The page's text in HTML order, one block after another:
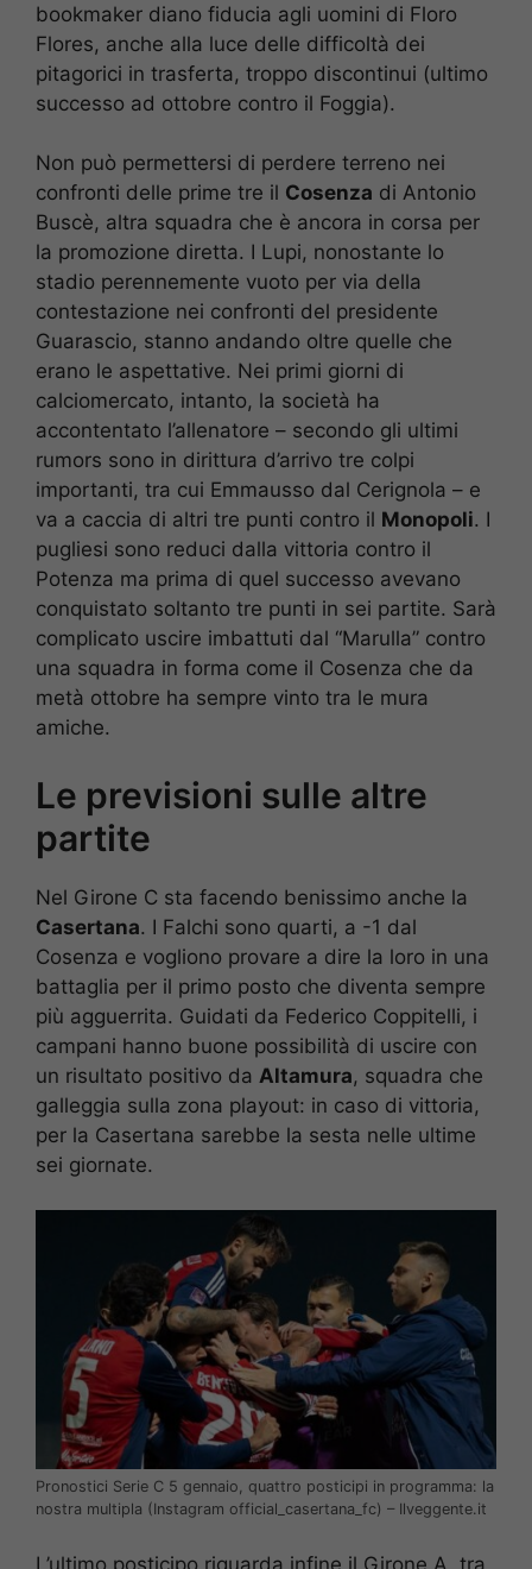
bookmaker diano fiducia agli uomini di Floro
Flores, anche alla luce delle difficoltà dei
pitagorici in trasferta, troppo discontinui (ultimo
successo ad ottobre contro il Foggia).
Non può permettersi di perdere terreno nei
confronti delle prime tre il Cosenza di Antonio
Buscè, altra squadra che è ancora in corsa per
la promozione diretta. I Lupi, nonostante lo
stadio perennemente vuoto per via della
contestazione nei confronti del presidente
Guarascio, stanno andando oltre quelle che
erano le aspettative. Nei primi giorni di
calciomercato, intanto, la società ha
accontentato l’allenatore – secondo gli ultimi
rumors sono in dirittura d’arrivo tre colpi
importanti, tra cui Emmausso dal Cerignola – e
va a caccia di altri tre punti contro il Monopoli. I
pugliesi sono reduci dalla vittoria contro il
Potenza ma prima di quel successo avevano
conquistato soltanto tre punti in sei partite. Sarà
complicato uscire imbattuti dal “Marulla” contro
una squadra in forma come il Cosenza che da
metà ottobre ha sempre vinto tra le mura
amiche.
Le previsioni sulle altre
partite
Nel Girone C sta facendo benissimo anche la
Casertana. I Falchi sono quarti, a -1 dal
Cosenza e vogliono provare a dire la loro in una
battaglia per il primo posto che diventa sempre
più agguerrita. Guidati da Federico Coppitelli, i
campani hanno buone possibilità di uscire con
un risultato positivo da Altamura, squadra che
galleggia sulla zona playout: in caso di vittoria,
per la Casertana sarebbe la sesta nelle ultime
sei giornate.
Pronostici Serie C 5 gennaio, quattro posticipi in programma: la
nostra multipla (Instagram official_casertana_fc) – Ilveggente.it